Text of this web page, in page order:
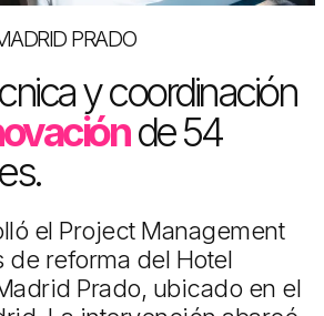
PRADO
y coordinación
de 54
el Project Management
de reforma del Hotel
Prado, ubicado en el